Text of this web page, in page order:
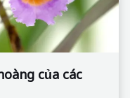
của các